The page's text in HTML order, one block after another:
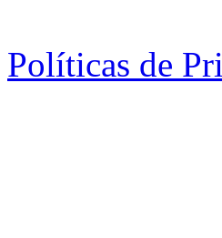
Políticas de